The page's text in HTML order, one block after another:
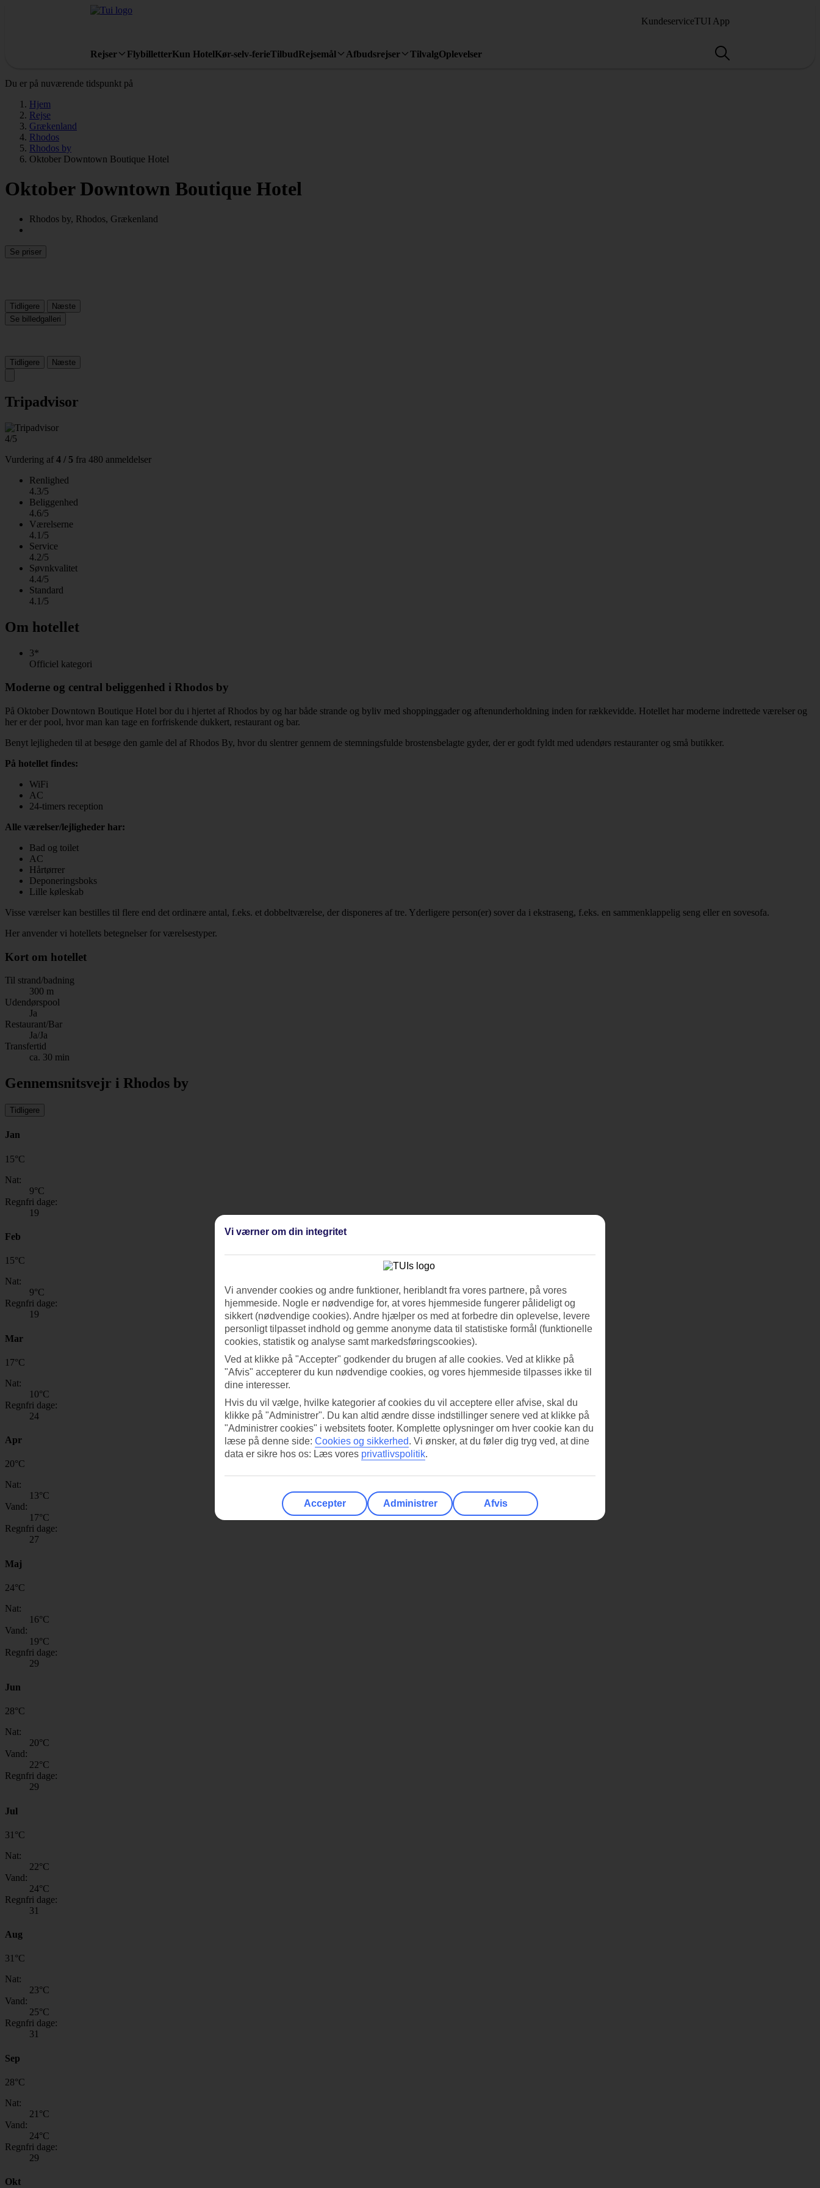
KundeserviceTUI App
Rejser FlybilletterKun HotelKør-selv-ferieTilbudRejsemål Afbudsrejser TilvalgOplevelser
Du er på nuværende tidspunkt på
Hjem
Rejse
Grækenland
Rhodos
Rhodos by
Oktober Downtown Boutique Hotel
Oktober Downtown Boutique Hotel
Rhodos by, Rhodos, Grækenland
Se priser
Tidligere
Næste
Se billedgalleri
Tidligere Næste
Tripadvisor
4/5
Vurdering af 4 / 5 fra 480 anmeldelser
Renlighed
4.3/5
Beliggenhed
4.6/5
Værelserne
4.1/5
Service
4.2/5
Søvnkvalitet
4.4/5
Standard
4.1/5
Om hotellet
3*
Officiel kategori
Moderne og central beliggenhed i Rhodos by
På Oktober Downtown Boutique Hotel bor du i hjertet af Rhodos by og har både strande og byliv med shoppinggader og aftenunderholdning inden for rækkevidde. Hotellet har moderne indrettede værelser og
her er der pool, hvor man kan tage en forfriskende dukkert, restaurant og bar.
Benyt lejligheden til at besøge den gamle del af Rhodos By, hvor du slentrer gennem de stemningsfulde brostensbelagte gyder, der er godt fyldt med udendørs restauranter og små butikker.
På hotellet findes:
WiFi
AC
24-timers reception
Alle værelser/lejligheder har:
Bad og toilet
AC
Hårtørrer
Deponeringsboks
Lille køleskab
Visse værelser kan bestilles til flere end det ordinære antal, f.eks. et dobbeltværelse, der disponeres af tre. Yderligere person(er) sover da i ekstraseng, f.eks. en sammenklappelig seng eller en sovesofa.
Her anvender vi hotellets betegnelser for værelsestyper.
Kort om hotellet
Til strand/badning
300 m
Udendørspool
Ja
Restaurant/Bar
Ja/Ja
Transfertid
ca. 30 min
Gennemsnitsvejr i Rhodos by
Tidligere
Jan
15°C
Nat:
9°C
Regnfri dage:
19
Feb
15°C
Nat:
9°C
Regnfri dage:
19
Mar
17°C
Nat:
10°C
Regnfri dage:
24
Apr
20°C
Nat:
13°C
Vand:
17°C
Regnfri dage:
27
Maj
24°C
Nat:
16°C
Vand:
19°C
Regnfri dage:
29
Jun
28°C
Nat:
20°C
Vand:
22°C
Regnfri dage:
29
Jul
31 °C
Nat:
22°C
Vand:
24°C
Regnfri dage:
31
Aug
31°C
Nat:
23°C
Vand:
25°C
Regnfri dage:
31
Sep
28°C
Nat:
21 °C
Vand:
24°C
Regnfri dage:
29
Okt
Vi værner om din integritet
Vi anvender cookies og andre funktioner, heriblandt fra vores partnere, på vores
hjemmeside. Nogle er nødvendige for, at vores hjemmeside fungerer pålideligt og
sikkert (nødvendige cookies). Andre hjælper os med at forbedre din oplevelse, levere
personligt tilpasset indhold og gemme anonyme data til statistiske formål (funktionelle
cookies, statistik og analyse samt markedsføringscookies).
Ved at klikke på "Accepter" godkender du brugen af alle cookies. Ved at klikke på
"Afvis" accepterer du kun nødvendige cookies, og vores hjemmeside tilpasses ikke til
dine interesser.
Hvis du vil vælge, hvilke kategorier af cookies du vil acceptere eller afvise, skal du
klikke på "Administrer". Du kan altid ændre disse indstillinger senere ved at klikke på
"Administrer cookies" i websitets footer. Komplette oplysninger om hver cookie kan du
læse på denne side: Cookies og sikkerhed. Vi ønsker, at du føler dig tryg ved, at dine
data er sikre hos os: Læs vores privatlivspolitik.
Accepter Administrer Afvis